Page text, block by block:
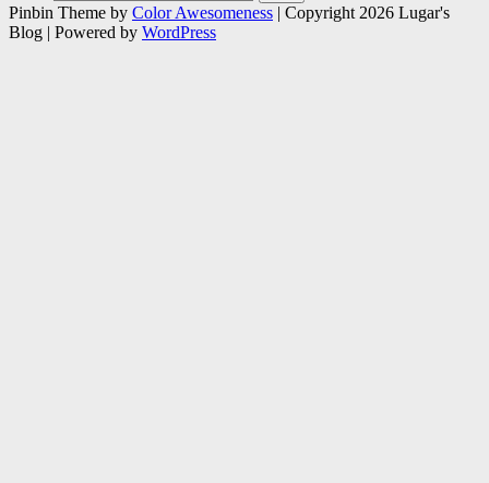
Pinbin Theme by Color Awesomeness | Copyright 2026 Lugar's
Blog | Powered by WordPress